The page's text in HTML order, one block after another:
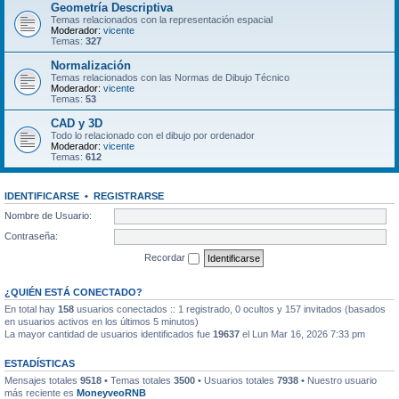
Geometría Descriptiva
Temas relacionados con la representación espacial
Moderador: vicente
Temas: 327
Normalización
Temas relacionados con las Normas de Dibujo Técnico
Moderador: vicente
Temas: 53
CAD y 3D
Todo lo relacionado con el dibujo por ordenador
Moderador: vicente
Temas: 612
IDENTIFICARSE • REGISTRARSE
Nombre de Usuario:
Contraseña:
Recordar
¿QUIÉN ESTÁ CONECTADO?
En total hay 158 usuarios conectados :: 1 registrado, 0 ocultos y 157 invitados (basados
en usuarios activos en los últimos 5 minutos)
La mayor cantidad de usuarios identificados fue 19637 el Lun Mar 16, 2026 7:33 pm
ESTADÍSTICAS
Mensajes totales 9518 • Temas totales 3500 • Usuarios totales 7938 • Nuestro usuario
más reciente es MoneyveoRNB